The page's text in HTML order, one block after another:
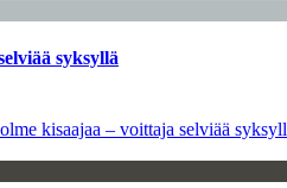
syksyllä
kisaajaa – voittaja selviää